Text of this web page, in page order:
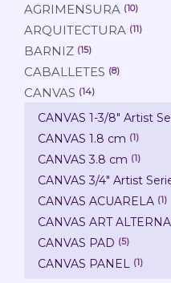
AGRIMENSURA (10)
ARQUITECTURA (11)
BARNIZ (15)
CABALLETES (8)
CANVAS (14)
CANVAS 1-3/8" Artist
CANVAS 1.8 cm (1)
CANVAS 3.8 cm (1)
CANVAS 3/4" Artist
CANVAS ACUARELA (1)
CANVAS ART
CANVAS PAD (5)
CANVAS PANEL (1)